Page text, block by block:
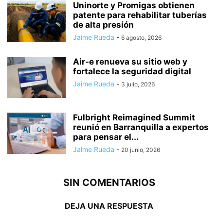
Uninorte y Promigas obtienen
patente para rehabilitar tuberías
de alta presión
Jaime Rueda - 6 agosto, 2026
Air-e renueva su sitio web y
fortalece la seguridad digital
Jaime Rueda - 3 julio, 2026
Fulbright Reimagined Summit
reunió en Barranquilla a expertos
para pensar el...
Jaime Rueda - 20 junio, 2026
SIN COMENTARIOS
DEJA UNA RESPUESTA